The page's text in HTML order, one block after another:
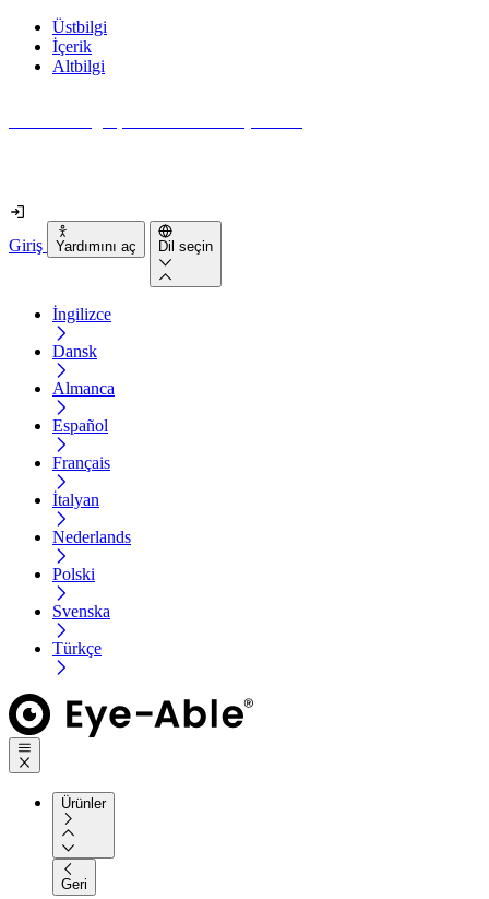
Üstbilgi
İçerik
Altbilgi
Giriş Yardımını aç Dil seçin
İngilizce
Dansk
Almanca
Español
Français
İtalyan
Nederlands
Polski
Svenska
Türkçe
Ürünler
Geri